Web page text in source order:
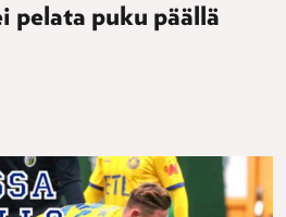
pelata puku päällä